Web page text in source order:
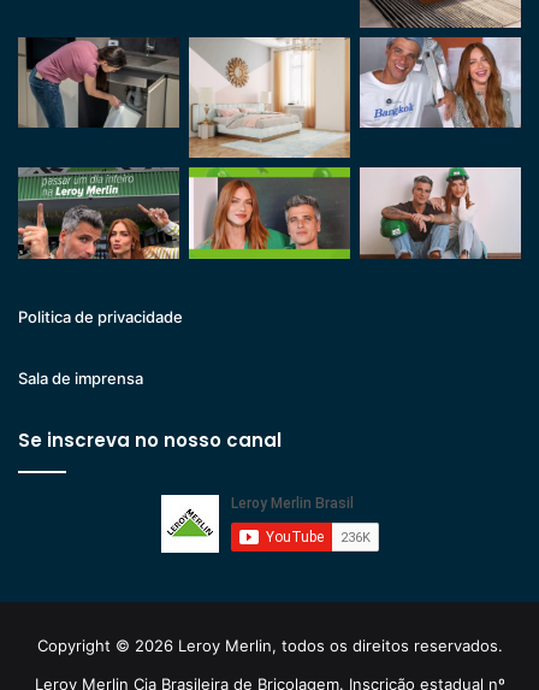
Politica de privacidade
Sala de imprensa
Se inscreva no nosso canal
Copyright © 2026 Leroy Merlin, todos os direitos reservados.
Leroy Merlin Cia Brasileira de Bricolagem. Inscrição estadual nº